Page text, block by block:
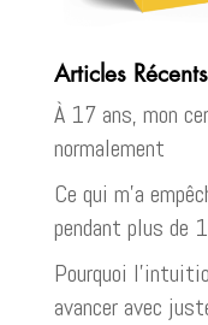
Articles Récents
À 17 ans, mon
normalement
Ce qui m’a
pendant plus de
Pourquoi
avancer avec